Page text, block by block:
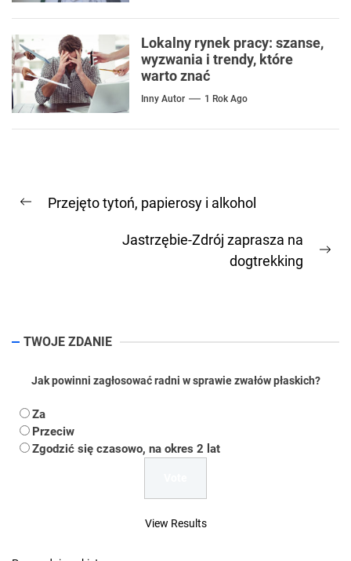
Lokalny rynek pracy: szanse,
wyzwania i trendy, które
warto znać
Inny Autor 1 Rok Ago
wpisu
Previous
Przejęto tytoń, papierosy i alkohol
Jastrzębie-Zdrój zaprasza na
dogtrekking
TWOJE ZDANIE
Jak powinni zagłosować radni w sprawie zwałów płaskich?
Za
Przeciw
Zgodzić się czasowo, na okres 2 lat
View Results